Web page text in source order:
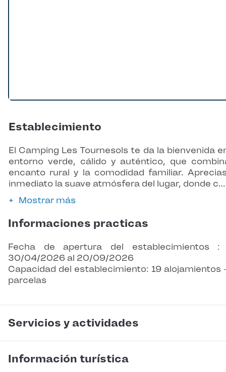
Establecimiento
El Camping Les Tournesols te da la bienvenida
entorno verde, cálido y auténtico, que
encanto rural y la comodidad familiar.
inmediato la suave atmósfera del lugar, donde c…
Mostrar más
Informaciones practicas
Fecha de apertura del establecimientos :
30/04/2026 al 20/09/2026
Capacidad del establecimiento: 19 alojamientos
parcelas
Servicios y actividades
Información turística